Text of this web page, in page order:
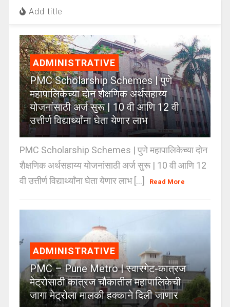
Add title
ADMINISTRATIVE
PMC Scholarship Schemes | पुणे
महापालिकेच्या दोन शैक्षणिक अर्थसहाय्य
योजनांसाठी अर्ज सुरू | 10 वी आणि 12 वी
उत्तीर्ण विद्यार्थ्यांना घेता येणार लाभ
PMC Scholarship Schemes | पुणे महापालिकेच्या दोन
शैक्षणिक अर्थसहाय्य योजनांसाठी अर्ज सुरू | 10 वी आणि 12
वी उत्तीर्ण विद्यार्थ्यांना घेता येणार लाभ [...]
Read More
ADMINISTRATIVE
PMC – Pune Metro | स्वारगेट-कात्रज
मेट्रोसाठी कात्रज चौकातील महापालिकेची
जागा मेट्रोला मालकी हक्काने दिली जाणार